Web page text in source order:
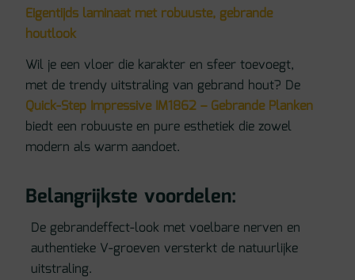
Eigentijds laminaat met robuuste, gebrande
houtlook
Wil je een vloer die karakter en sfeer toevoegt,
met de trendy uitstraling van gebrand hout? De
Quick-Step Impressive IM1862 – Gebrande Planken
biedt een robuuste en pure esthetiek die zowel
modern als warm aandoet.
Belangrijkste voordelen:
De gebrandeffect-look met voelbare nerven en
authentieke V-groeven versterkt de natuurlijke
uitstraling.